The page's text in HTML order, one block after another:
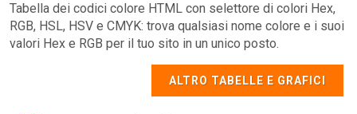
Tabella dei codici colore HTML con selettore di colori Hex,
RGB, HSL, HSV e CMYK: trova qualsiasi nome colore e i suoi
valori Hex e RGB per il tuo sito in un unico posto.
ALTRO TABELLE E GRAFICI